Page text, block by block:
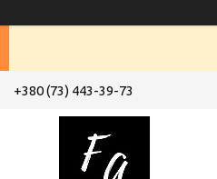
+380 (73) 443-39-73